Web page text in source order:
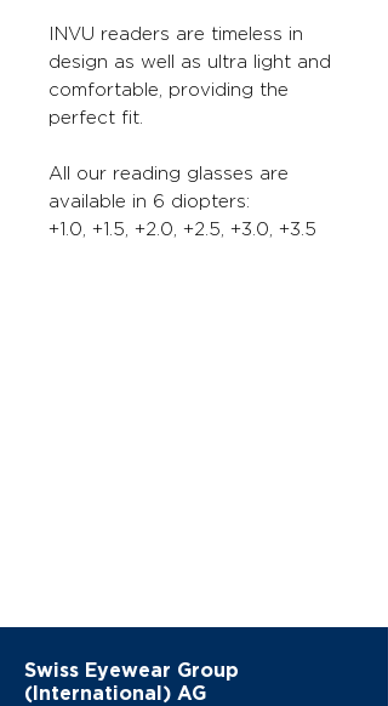
INVU readers are timeless in
design as well as ultra light and
comfortable, providing the
perfect fit.
All our reading glasses are
available in 6 diopters:
+1.0, +1.5, +2.0, +2.5, +3.0, +3.5
Swiss Eyewear Group
(International) AG